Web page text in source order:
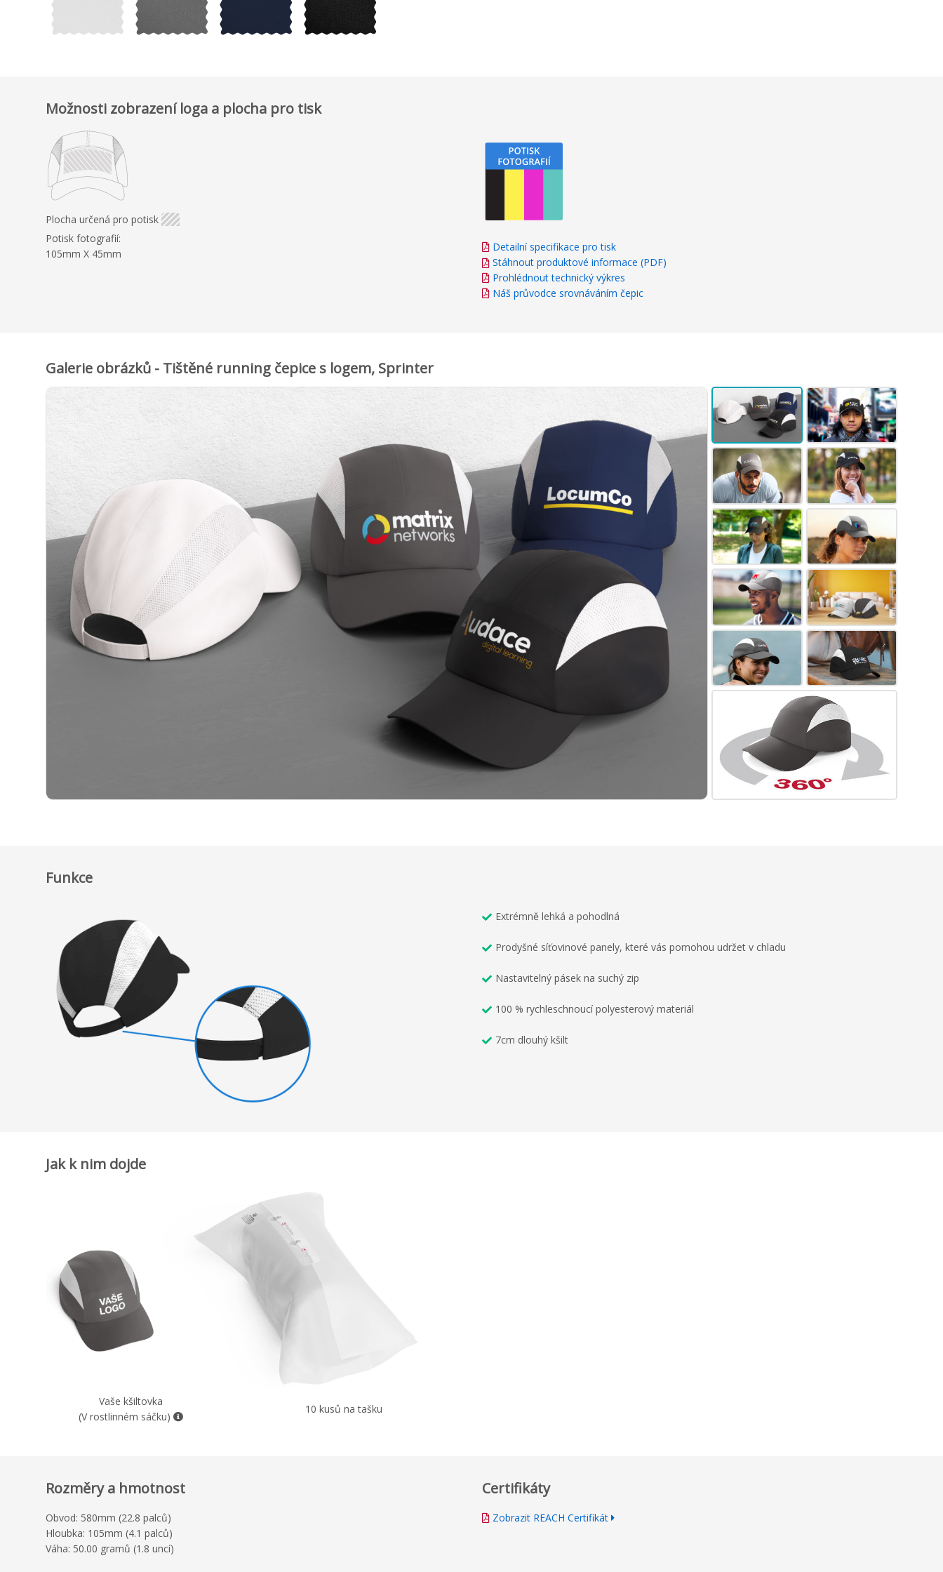
Možnosti zobrazení loga a plocha pro tisk
Plocha určená pro potisk
Potisk fotografií:
105mm X 45mm
Detailní specifikace pro tisk
Stáhnout produktové informace (PDF)
Prohlédnout technický výkres
Náš průvodce srovnáváním čepic
Galerie obrázků - Tištěné running čepice s logem, Sprinter
Funkce
Extrémně lehká a pohodlná
Prodyšné síťovinové panely, které vás pomohou udržet v chladu
Nastavitelný pásek na suchý zip
100 % rychleschnoucí polyesterový materiál
7cm dlouhý kšilt
Jak k nim dojde
Vaše kšiltovka
(V rostlinném sáčku)
10 kusů na tašku
Rozměry a hmotnost
Obvod: 580mm (22.8 palců)
Hloubka: 105mm (4.1 palců)
Váha: 50.00 gramů (1.8 uncí)
Certifikáty
Zobrazit REACH Certifikát